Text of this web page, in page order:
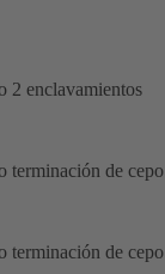
2 enclavamientos
terminación de cepo
terminación de cepo